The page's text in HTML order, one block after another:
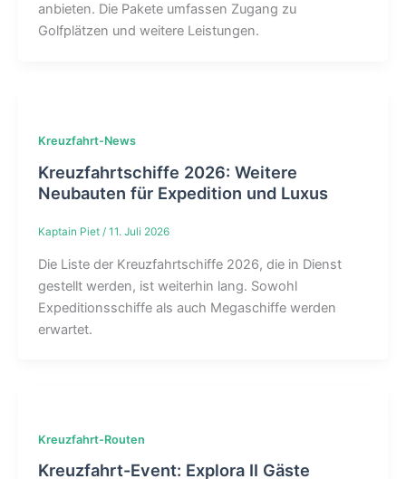
anbieten. Die Pakete umfassen Zugang zu
Golfplätzen und weitere Leistungen.
Kreuzfahrt-News
Kreuzfahrtschiffe 2026: Weitere
Neubauten für Expedition und Luxus
Kaptain Piet / 11. Juli 2026
Die Liste der Kreuzfahrtschiffe 2026, die in Dienst
gestellt werden, ist weiterhin lang. Sowohl
Expeditionsschiffe als auch Megaschiffe werden
erwartet.
Kreuzfahrt-Routen
Kreuzfahrt-Event: Explora II Gäste